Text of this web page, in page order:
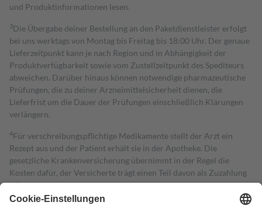
und Produktinformationen lesen.
3Die Übergabe deiner Bestellung an den Paketdienstleister erfolgt
bei uns werktags von Montag bis Freitag bis 18:00 Uhr. Der genaue
Lieferzeitpunkt kann je nach Region und in Abhängigkeit der
Produktverfügbarkeit sowie vom Zustellzeitpunkt des Spediteurs
abweichen. Darüber hinaus können notwendige pharmazeutische
Prüfungen, die zu deiner Arzneimittelsicherheit dienen, die
Lieferfrist um die Dauer der Prüfungen einschließlich Klärungen
verlängern.
4Für verschreibungspflichtige Medikamente stellt der Arzt ein
Rezept aus und der Patient erhält sie in der Apotheke. Die
gesetzliche Krankenversicherung übernimmt in der Regel die
Kosten dafür, der Versicherte trägt einen Teil davon als Zuzahlung
mit.
Grundsätzlich leisten Mitglieder Zuzahlungen in Höhe von zehn